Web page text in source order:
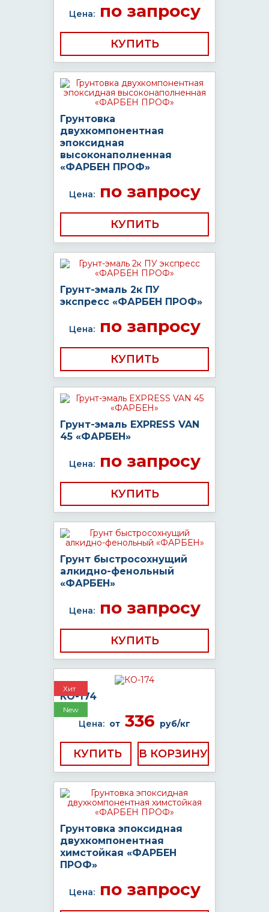
Цена:по запросу
КУПИТЬ
Грунтовка
двухкомпонентная
эпоксидная
высоконаполненная
«ФАРБЕН ПРОФ»
Цена:по запросу
КУПИТЬ
Грунт-эмаль 2к ПУ
экспресс «ФАРБЕН ПРОФ»
Цена:по запросу
КУПИТЬ
Грунт-эмаль EXPRESS VAN
45 «ФАРБЕН»
Цена:по запросу
КУПИТЬ
Грунт быстросохнущий
алкидно-фенольный
«ФАРБЕН»
Цена:по запросу
КУПИТЬ
Хит
New
КО-174
Цена: от 336 руб/кг
КУПИТЬ
Грунтовка эпоксидная
двухкомпонентная
химстойкая «ФАРБЕН
ПРОФ»
Цена:по запросу